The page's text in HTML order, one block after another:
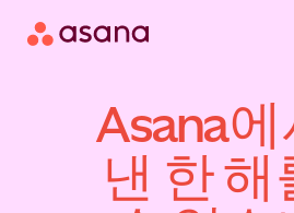
Asana
낸 한 해